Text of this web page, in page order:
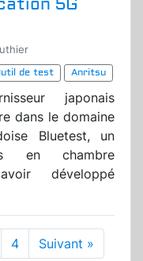
5G
de test
Anritsu
japonais
dans le domaine
Bluetest, un
en chambre
développé
4 Suivant »